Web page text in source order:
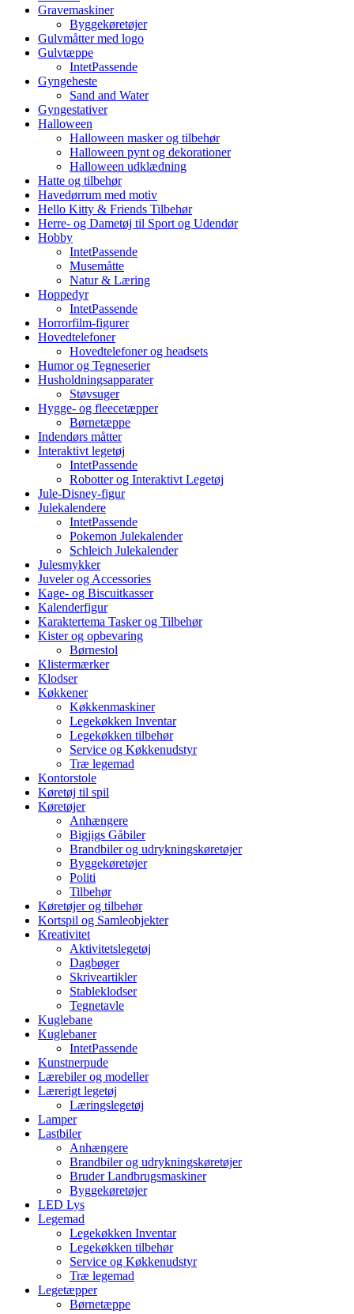
Gravemaskiner
Byggekøretøjer
Gulvmåtter med logo
Gulvtæppe
IntetPassende
Gyngeheste
Sand and Water
Gyngestativer
Halloween
Halloween masker og tilbehør
Halloween pynt og dekorationer
Halloween udklædning
Hatte og tilbehør
Havedørrum med motiv
Hello Kitty & Friends Tilbehør
Herre- og Dametøj til Sport og Udendør
Hobby
IntetPassende
Musemåtte
Natur & Læring
Hoppedyr
IntetPassende
Horrorfilm-figurer
Hovedtelefoner
Hovedtelefoner og headsets
Humor og Tegneserier
Husholdningsapparater
Støvsuger
Hygge- og fleecetæpper
Børnetæppe
Indendørs måtter
Interaktivt legetøj
IntetPassende
Robotter og Interaktivt Legetøj
Jule-Disney-figur
Julekalendere
IntetPassende
Pokemon Julekalender
Schleich Julekalender
Julesmykker
Juveler og Accessories
Kage- og Biscuitkasser
Kalenderfigur
Karaktertema Tasker og Tilbehør
Kister og opbevaring
Børnestol
Klistermærker
Klodser
Køkkener
Køkkenmaskiner
Legekøkken Inventar
Legekøkken tilbehør
Service og Køkkenudstyr
Træ legemad
Kontorstole
Køretøj til spil
Køretøjer
Anhængere
Bigjigs Gåbiler
Brandbiler og udrykningskøretøjer
Byggekøretøjer
Politi
Tilbehør
Køretøjer og tilbehør
Kortspil og Samleobjekter
Kreativitet
Aktivitetslegetøj
Dagbøger
Skriveartikler
Stableklodser
Tegnetavle
Kuglebane
Kuglebaner
IntetPassende
Kunstnerpude
Lærebiler og modeller
Lærerigt legetøj
Læringslegetøj
Lamper
Lastbiler
Anhængere
Brandbiler og udrykningskøretøjer
Bruder Landbrugsmaskiner
Byggekøretøjer
LED Lys
Legemad
Legekøkken Inventar
Legekøkken tilbehør
Service og Køkkenudstyr
Træ legemad
Legetæpper
Børnetæppe